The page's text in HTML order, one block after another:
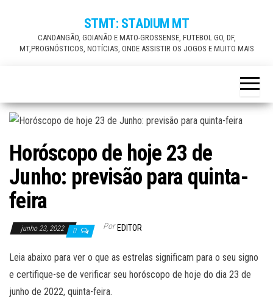
STMT: STADIUM MT
CANDANGÃO, GOIANÃO E MATO-GROSSENSE, FUTEBOL GO, DF,
MT,PROGNÓSTICOS, NOTÍCIAS, ONDE ASSISTIR OS JOGOS E MUITO MAIS
Horóscopo de hoje 23 de
Junho: previsão para quinta-
feira
junho 23, 2022 0 Por EDITOR
Leia abaixo para ver o que as estrelas significam para o seu signo
e certifique-se de verificar seu horóscopo de hoje do dia 23 de
junho de 2022, quinta-feira.